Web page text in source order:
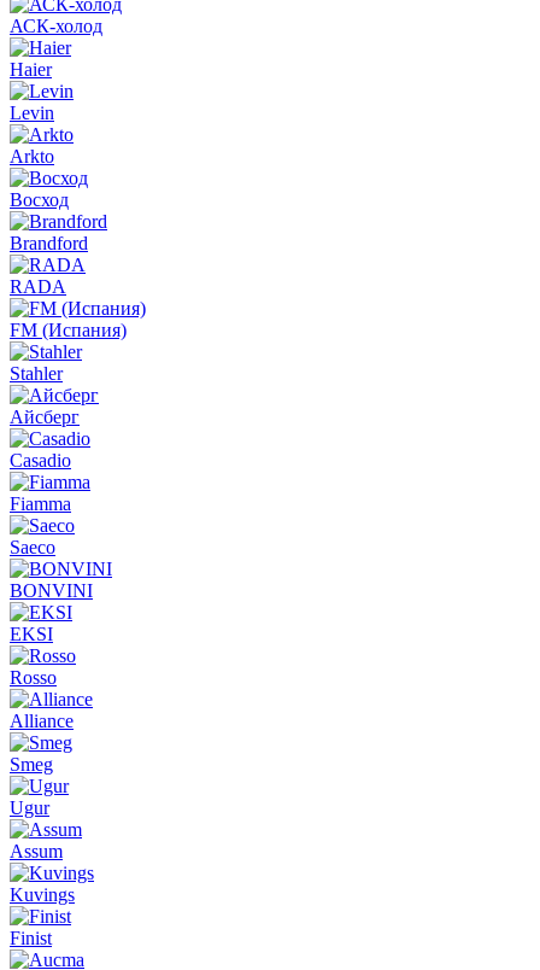
АСК-холод
Haier
Levin
Arkto
Восход
Brandford
RADA
FM (Испания)
Stahler
Айсберг
Casadio
Fiamma
Saeco
BONVINI
EKSI
Rosso
Alliance
Smeg
Ugur
Assum
Kuvings
Finist